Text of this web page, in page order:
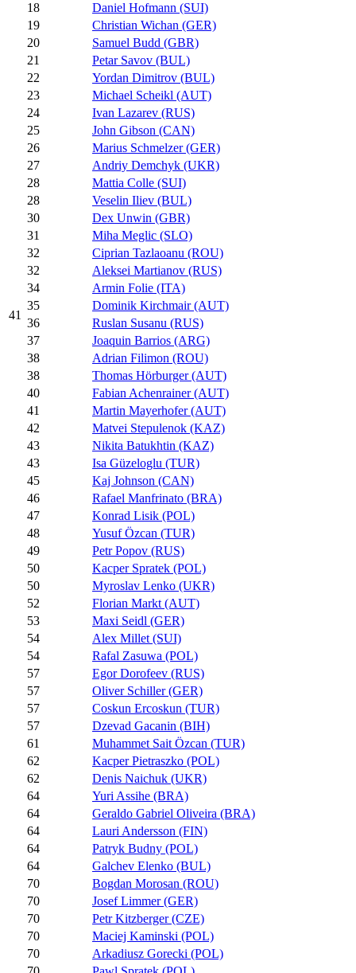
41
18
Daniel Hofmann (SUI)
19
Christian Wichan (GER)
20
Samuel Budd (GBR)
21
Petar Savov (BUL)
22
Yordan Dimitrov (BUL)
23
Michael Scheikl (AUT)
24
Ivan Lazarev (RUS)
25
John Gibson (CAN)
26
Marius Schmelzer (GER)
27
Andriy Demchyk (UKR)
28
Mattia Colle (SUI)
28
Veselin Iliev (BUL)
30
Dex Unwin (GBR)
31
Miha Meglic (SLO)
32
Ciprian Tazlaoanu (ROU)
32
Aleksei Martianov (RUS)
34
Armin Folie (ITA)
35
Dominik Kirchmair (AUT)
36
Ruslan Susanu (RUS)
37
Joaquin Barrios (ARG)
38
Adrian Filimon (ROU)
38
Thomas Hörburger (AUT)
40
Fabian Achenrainer (AUT)
41
Martin Mayerhofer (AUT)
42
Matvei Stepulenok (KAZ)
43
Nikita Batukhtin (KAZ)
43
Isa Güzeloglu (TUR)
45
Kaj Johnson (CAN)
46
Rafael Manfrinato (BRA)
47
Konrad Lisik (POL)
48
Yusuf Özcan (TUR)
49
Petr Popov (RUS)
50
Kacper Spratek (POL)
50
Myroslav Lenko (UKR)
52
Florian Markt (AUT)
53
Maxi Seidl (GER)
54
Alex Millet (SUI)
54
Rafal Zasuwa (POL)
57
Egor Dorofeev (RUS)
57
Oliver Schiller (GER)
57
Coskun Ercoskun (TUR)
57
Dzevad Gacanin (BIH)
61
Muhammet Sait Özcan (TUR)
62
Kacper Pietraszko (POL)
62
Denis Naichuk (UKR)
64
Yuri Assihe (BRA)
64
Geraldo Gabriel Oliveira (BRA)
64
Lauri Andersson (FIN)
64
Patryk Budny (POL)
64
Galchev Elenko (BUL)
70
Bogdan Morosan (ROU)
70
Josef Limmer (GER)
70
Petr Kitzberger (CZE)
70
Maciej Kaminski (POL)
70
Arkadiusz Gorecki (POL)